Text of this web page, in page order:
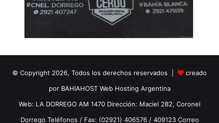
© Copyright 2026, Todos los derechos reservados |
creado
por BAHIAHOST Web Hosting Argentina
Web: LA DORREGO AM 1470 Dirección: Maciel 282, Coronel
Dorrego Teléfonos / Fax: (02921) 406576 / 409123 Correo